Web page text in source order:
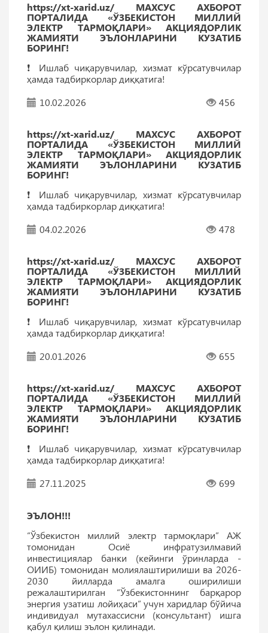
https://xt-xarid.uz/ МАХСУС АХБОРОТ
ПОРТАЛИДА «ЎЗБЕКИСТОН МИЛЛИЙ
ЭЛЕКТР ТАРМОҚЛАРИ» АКЦИЯДОРЛИК
ЖАМИЯТИ ЭЪЛОНЛАРИНИ КУЗАТИБ
БОРИНГ!
❗️ Ишлаб чиқарувчилар, хизмат кўрсатувчилар
ҳамда тадбиркорлар диққатига!
10.02.2026
456
https://xt-xarid.uz/ МАХСУС АХБОРОТ
ПОРТАЛИДА «ЎЗБЕКИСТОН МИЛЛИЙ
ЭЛЕКТР ТАРМОҚЛАРИ» АКЦИЯДОРЛИК
ЖАМИЯТИ ЭЪЛОНЛАРИНИ КУЗАТИБ
БОРИНГ!
❗️ Ишлаб чиқарувчилар, хизмат кўрсатувчилар
ҳамда тадбиркорлар диққатига!
04.02.2026
478
https://xt-xarid.uz/ МАХСУС АХБОРОТ
ПОРТАЛИДА «ЎЗБЕКИСТОН МИЛЛИЙ
ЭЛЕКТР ТАРМОҚЛАРИ» АКЦИЯДОРЛИК
ЖАМИЯТИ ЭЪЛОНЛАРИНИ КУЗАТИБ
БОРИНГ!
❗️ Ишлаб чиқарувчилар, хизмат кўрсатувчилар
ҳамда тадбиркорлар диққатига!
20.01.2026
655
https://xt-xarid.uz/ МАХСУС АХБОРОТ
ПОРТАЛИДА «ЎЗБЕКИСТОН МИЛЛИЙ
ЭЛЕКТР ТАРМОҚЛАРИ» АКЦИЯДОРЛИК
ЖАМИЯТИ ЭЪЛОНЛАРИНИ КУЗАТИБ
БОРИНГ!
❗️ Ишлаб чиқарувчилар, хизмат кўрсатувчилар
ҳамда тадбиркорлар диққатига!
27.11.2025
699
ЭЪЛОН!!!
“Ўзбекистон миллий электр тармоқлари” АЖ
томонидан Осиё инфратузилмавий
инвестициялар банки (кейинги ўринларда -
ОИИБ) томонидан молиялаштирилиши ва 2026-
2030 йилларда амалга оширилиши
режалаштирилган “Ўзбекистоннинг барқарор
энергия узатиш лойиҳаси” учун харидлар бўйича
индивидуал мутахассисни (консультант) ишга
қабул қилиш эълон қилинади.